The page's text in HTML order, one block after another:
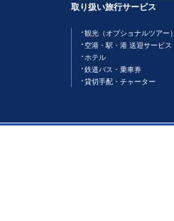
取り扱い旅行サービス
観光（オプショナルツアー）
空港・駅・港 送迎サービス
ホテル
鉄道バス・乗車券
貸切手配・チャーター